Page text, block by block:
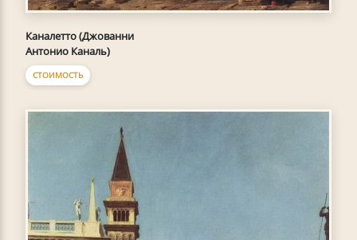
Каналетто (Джованни
Антонио Каналь)
СТОИМОСТЬ